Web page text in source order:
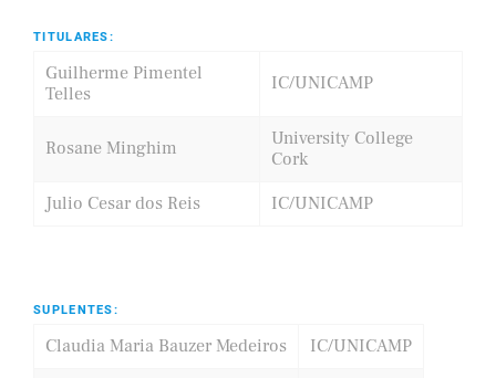
TITULARES:
Guilherme Pimentel
Telles
IC/UNICAMP
Rosane Minghim
University College
Cork
Julio Cesar dos Reis
IC/UNICAMP
SUPLENTES:
Claudia Maria Bauzer Medeiros
IC/UNICAMP